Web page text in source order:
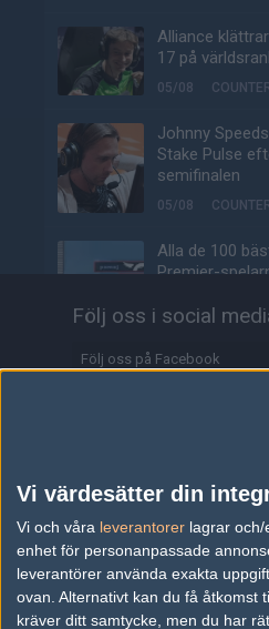
Vi värdesätter din
Vi och våra leverantorer lagrar
enhet för personanpassade
leverantörer använda exakta
ovan. Alternativt kan du få åtkomst
kräver ditt samtycke, men du har
Alliance klättrar
17 på
05/08
Johnny
Stake Pulse
semifinalen
05/08
Alla de 100
Premier-
05/08
Valves nya VR-
Tonåring
skämtspel för 1
tjänade
04/08 ALLA
Media: jL klar
– hoppar in för
Följ oss i social
Följ oss på Facebook
Information
Annonsering
Copyright och Privacy Policy